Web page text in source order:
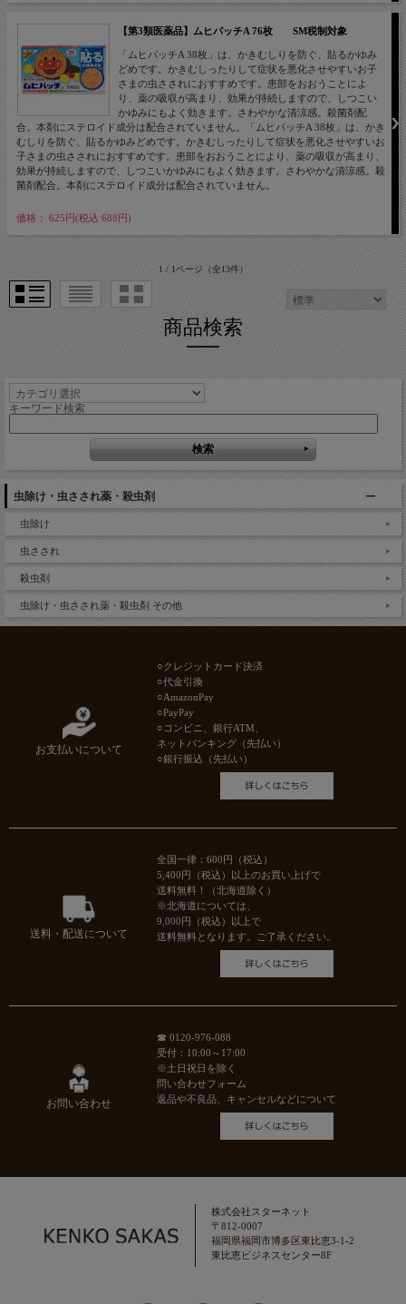
【第3類医薬品】ムヒパッチA 76枚 SM税制対象
「ムヒパッチA 38枚」は、かきむしりを防ぐ、貼るかゆみ
どめです。かきむしったりして症状を悪化させやすいお子
さまの虫さされにおすすめです。患部をおおうことによ
り、薬の吸収が高まり、効果が持続しますので、しつこい
かゆみにもよく効きます。さわやかな清涼感。殺菌剤配
合。本剤にステロイド成分は配合されていません。「ムヒパッチA 38枚」は、かき
むしりを防ぐ、貼るかゆみどめです。かきむしったりして症状を悪化させやすいお
子さまの虫さされにおすすめです。患部をおおうことにより、薬の吸収が高まり、
効果が持続しますので、しつこいかゆみにもよく効きます。さわやかな清涼感。殺
菌剤配合。本剤にステロイド成分は配合されていません。
価格： 625円(税込 688円)
1 / 1ページ（全13件）
商品検索
キーワード検索
虫除け・虫さされ薬・殺虫剤
虫除け
虫さされ
殺虫剤
虫除け・虫さされ薬・殺虫剤 その他
お支払いについて
○クレジットカード決済
○代金引換
○AmazonPay
○PayPay
○コンビニ、銀行ATM、
ネットバンキング（先払い）
○銀行振込（先払い）
送料・配送について
全国一律：600円（税込）
5,400円（税込）以上のお買い上げで
送料無料！（北海道除く）
※北海道については、
9,000円（税込）以上で
送料無料となります。ご了承ください。
お問い合わせ
☎ 0120-976-088
受付：10:00～17:00
※土日祝日を除く
問い合わせフォーム
返品や不良品、キャンセルなどについて
株式会社スターネット
〒812-0007
福岡県福岡市博多区東比恵3-1-2
東比恵ビジネスセンター8F